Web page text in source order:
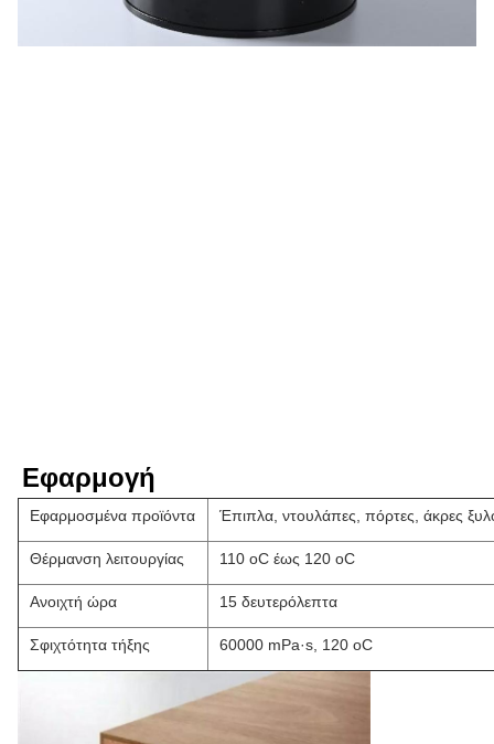
Εφαρμογή
Εφαρμοσμένα προϊόντα Έπιπλα, ντουλάπες, πόρτες, άκρες
Θέρμανση λειτουργίας 110 oC έως 120 oC
Ανοιχτή ώρα 15 δευτερόλεπτα
Σφιχτότητα τήξης 60000 mPa·s, 120 oC